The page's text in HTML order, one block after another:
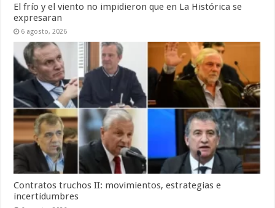
El frío y el viento no impidieron que en La Histórica se
expresaran
6 agosto, 2026
Contratos truchos II: movimientos, estrategias e
incertidumbres